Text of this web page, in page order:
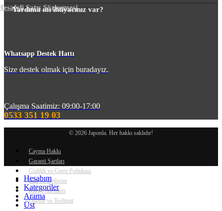
Satış Sözleşmesi
Yardıma mı ihtiyacınız var?
Whatsapp Destek Hattı
Size destek olmak için buradayız.
Çalışma Saatimiz: 09:00-17:00
0533 351 19 03
© 2026 Japonla. Her hakkı saklıdır!
Cayma Hakkı
Garanti Şartları
Gizlilik ve Çerez Politikası
İade ve Değişim
Kargo İşlemleri
Ödeme ve Teslimat
Hesabım
Kategoriler
Arama
Üst